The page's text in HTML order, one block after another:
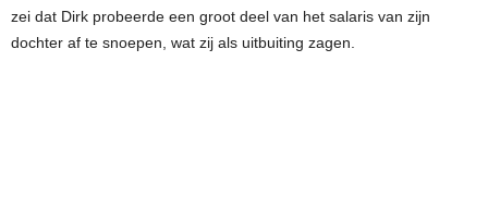
zei dat Dirk probeerde een groot deel van het salaris van zijn
dochter af te snoepen, wat zij als uitbuiting zagen.